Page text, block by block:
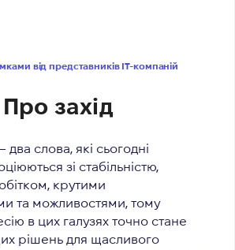
від представників IT-компаній
Про захід
слова, які сьогодні
зі стабільністю,
крутими
та можливостями, тому
в цих галузях точно стане
рішень для щасливого